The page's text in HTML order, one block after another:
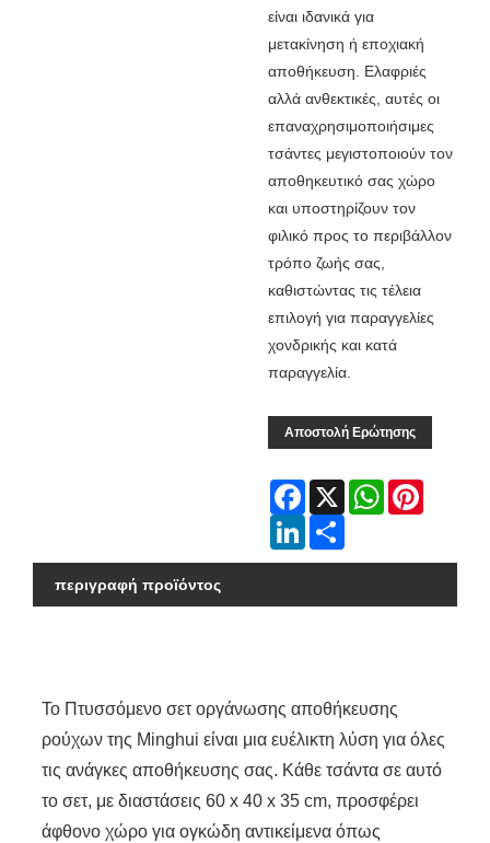
είναι ιδανικά για
μετακίνηση ή εποχιακή
αποθήκευση. Ελαφριές
αλλά ανθεκτικές, αυτές οι
επαναχρησιμοποιήσιμες
τσάντες μεγιστοποιούν τον
αποθηκευτικό σας χώρο
και υποστηρίζουν τον
φιλικό προς το περιβάλλον
τρόπο ζωής σας,
καθιστώντας τις τέλεια
επιλογή για παραγγελίες
χονδρικής και κατά
παραγγελία.
Αποστολή Ερώτησης
Facebook
X WhatsApp
LinkedIn
περιγραφή προϊόντος
Το Πτυσσόμενο σετ οργάνωσης αποθήκευσης
ρούχων της Minghui είναι μια ευέλικτη λύση για όλες
τις ανάγκες αποθήκευσης σας. Κάθε τσάντα σε αυτό
το σετ, με διαστάσεις 60 x 40 x 35 cm, προσφέρει
άφθονο χώρο για ογκώδη αντικείμενα όπως